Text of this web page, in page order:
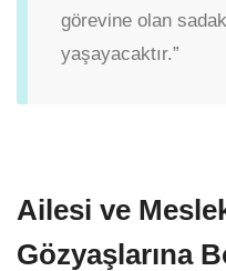
görevine olan
yaşayacaktır.”
Ailesi ve
Gözyaşlarına